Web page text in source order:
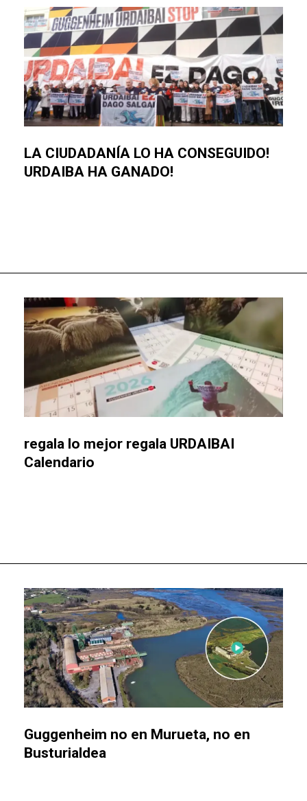
LA CIUDADANÍA LO HA CONSEGUIDO!
URDAIBA HA GANADO!
regala lo mejor regala URDAIBAI
Calendario
Guggenheim no en Murueta, no en
Busturialdea